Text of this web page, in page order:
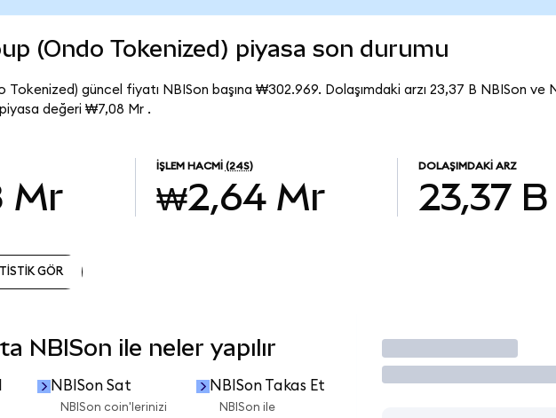
(Ondo Tokenized) piyasa son durumu
Tokenized) güncel fiyatı NBISon başına ₩302.969. Dolaşımdaki arzı 23,37 B NBISon ve
değeri ₩7,08 Mr .
Mr
İŞLEM HACMI (24S)
₩2,64 Mr
DOLAŞIMDAKI ARZ
23,37 B
GÖR
NBISon ile neler yapılır
NBISon Sat
NBISon coin'lerinizi
NBISon Takas Et
NBISon ile
İşlem Yap